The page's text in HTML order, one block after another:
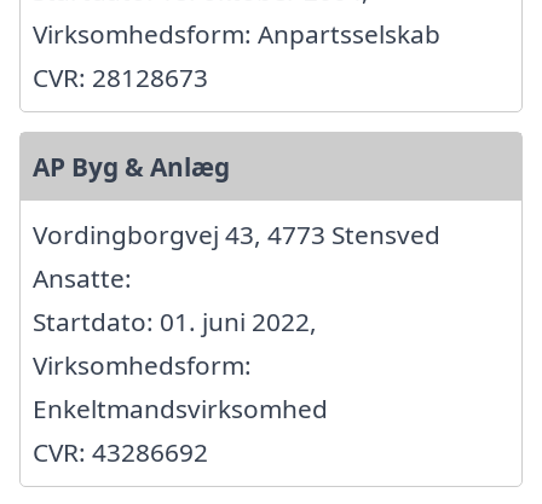
Virksomhedsform: Anpartsselskab
CVR: 28128673
AP Byg & Anlæg
Vordingborgvej 43, 4773 Stensved
Ansatte:
Startdato: 01. juni 2022,
Virksomhedsform:
Enkeltmandsvirksomhed
CVR: 43286692